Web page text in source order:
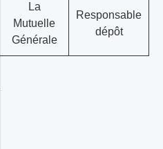
La
Mutuelle
Générale
Responsable
dépôt